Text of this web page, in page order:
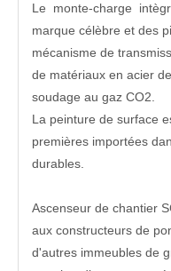
Le monte-charge
marque célèbre et des
mécanisme de
de matériaux en acier
soudage au gaz CO2.
La peinture de surface
premières importées
durables.
Ascenseur de chantier
aux constructeurs de
d'autres immeubles de